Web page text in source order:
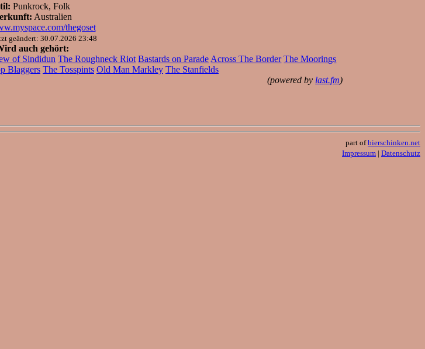
Punkrock, Folk
Australien
thegoset
geändert: 30.07.2026 23:48
auch gehört:
of Sindidun The Roughneck Riot Bastards on Parade Across The Border The Moorings
Blaggers The Tosspints Old Man Markley The Stanfields
(powered by last.fm)
part ofbierschinken.net
Impressum | Datenschutz